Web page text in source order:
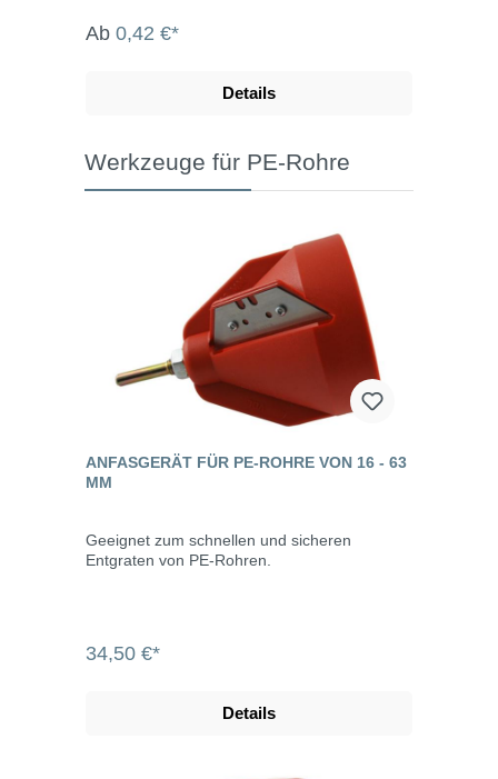
Ab 0,42 €*
Details
Werkzeuge für PE-Rohre
ANFASGERÄT FÜR PE-ROHRE VON 16 - 63
MM
Geeignet zum schnellen und sicheren
Entgraten von PE-Rohren.
34,50 €*
Details